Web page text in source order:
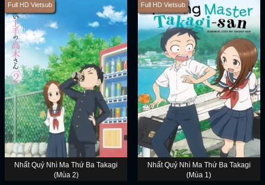
Full HD Vietsub
Nhất Quỷ Nhì Ma Thứ Ba Takagi
(Mùa 2)
Full HD Vietsub
Nhất Quỷ Nhì Ma Thứ Ba Takagi
(Mùa 1)